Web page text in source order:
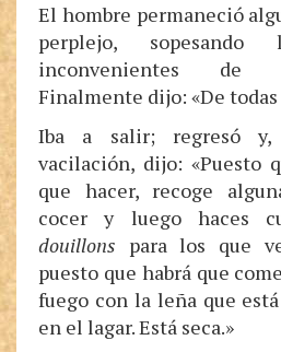
El hombre permaneció
perplejo,
inconvenientes de
Finalmente dijo: «De todas
Iba a salir; regresó y,
vacilación, dijo: «Puesto
que hacer, recoge
cocer y luego haces
douillons para los que
puesto que habrá que
fuego con la leña que
en el lagar. Está seca.»